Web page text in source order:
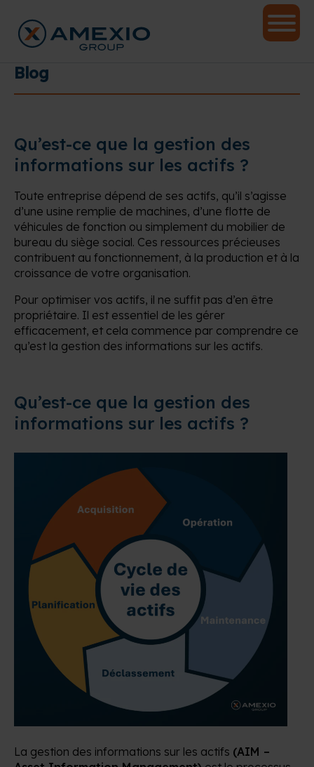
Blog
Qu’est-ce que la gestion des
informations sur les actifs ?
Toute entreprise dépend de ses actifs, qu’il s’agisse
d’une usine remplie de machines, d’une flotte de
véhicules de fonction ou simplement du mobilier de
bureau du siège social. Ces ressources précieuses
contribuent au fonctionnement, à la production et à la
croissance de votre organisation.
Pour optimiser vos actifs, il ne suffit pas d’en être
propriétaire. Il est essentiel de les gérer
efficacement, et cela commence par comprendre ce
qu’est la gestion des informations sur les actifs.
Qu’est-ce que la gestion des
informations sur les actifs ?
La gestion des informations sur les actifs (AIM –